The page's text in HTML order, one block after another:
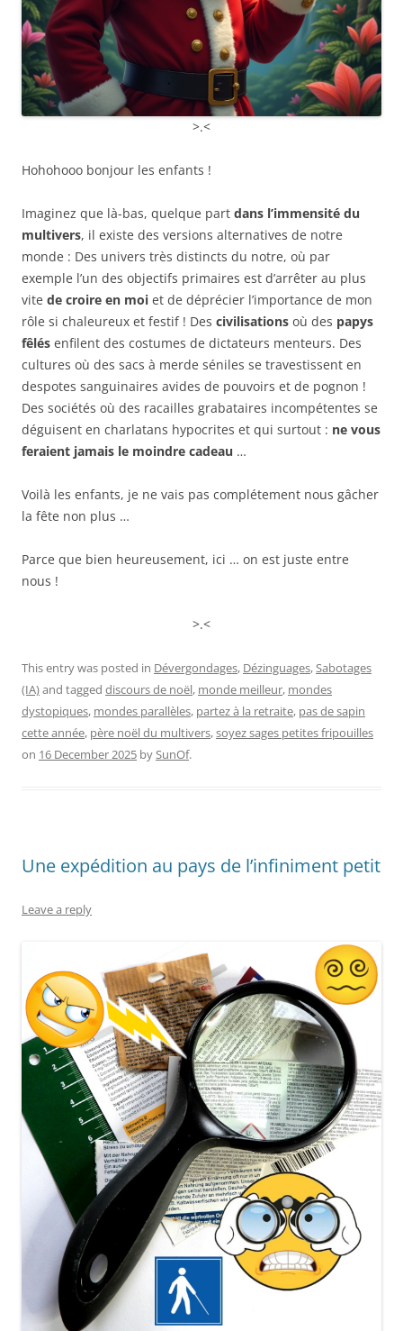
>.<
Hohohooo bonjour les enfants !
Imaginez que là-bas, quelque part dans l’immensité du
multivers, il existe des versions alternatives de notre
monde : Des univers très distincts du notre, où par
exemple l’un des objectifs primaires est d’arrêter au plus
vite de croire en moi et de déprécier l’importance de mon
rôle si chaleureux et festif ! Des civilisations où des papys
fêlés enfilent des costumes de dictateurs menteurs. Des
cultures où des sacs à merde séniles se travestissent en
despotes sanguinaires avides de pouvoirs et de pognon !
Des sociétés où des racailles grabataires incompétentes se
déguisent en charlatans hypocrites et qui surtout : ne vous
feraient jamais le moindre cadeau …
Voilà les enfants, je ne vais pas complétement nous gâcher
la fête non plus …
Parce que bien heureusement, ici … on est juste entre
nous !
>.<
This entry was posted in Dévergondages, Dézinguages,Sabotages
(IA)and tagged discours de noël, monde meilleur, mondes
dystopiques, mondes parallèles, partez à la retraite, pas de sapin
cette année, père noël du multivers,soyez sages petites fripouilles
on 16 December 2025 bySunOf.
Une expédition au pays de l’infiniment petit
Leave a reply